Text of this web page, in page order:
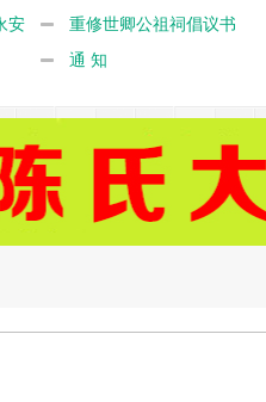
安默堂陈联谊总会 （闽台永安
闽台永安渊園文保中心）
安
重修世卿公祖祠倡议书
通 知